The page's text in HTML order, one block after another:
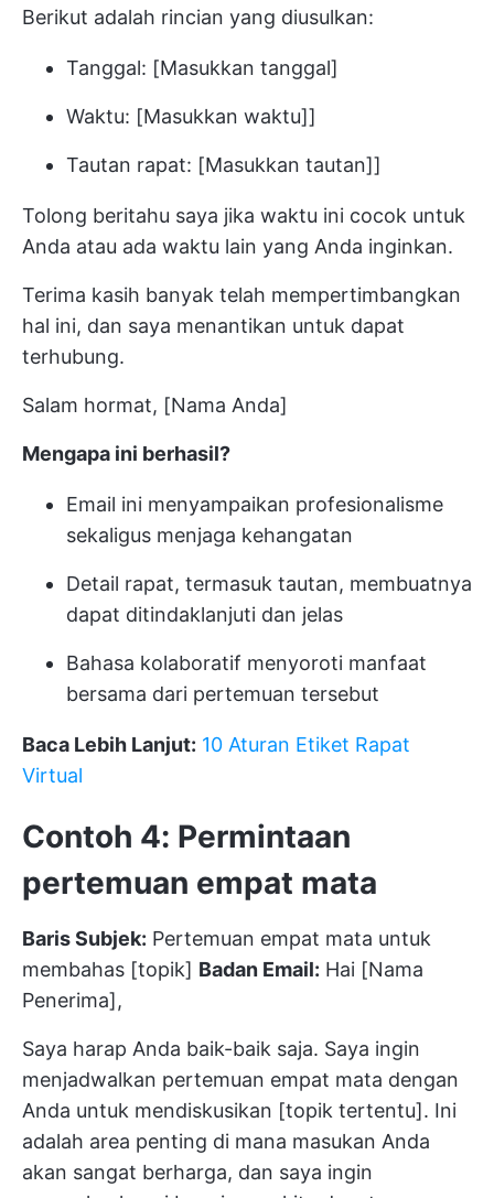
Berikut adalah rincian yang diusulkan:
Tanggal: [Masukkan tanggal]
Waktu: [Masukkan waktu]]
Tautan rapat: [Masukkan tautan]]
Tolong beritahu saya jika waktu ini cocok untuk
Anda atau ada waktu lain yang Anda inginkan.
Terima kasih banyak telah mempertimbangkan
hal ini, dan saya menantikan untuk dapat
terhubung.
Salam hormat, [Nama Anda]
Mengapa ini berhasil?
Email ini menyampaikan profesionalisme
sekaligus menjaga kehangatan
Detail rapat, termasuk tautan, membuatnya
dapat ditindaklanjuti dan jelas
Bahasa kolaboratif menyoroti manfaat
bersama dari pertemuan tersebut
Baca Lebih Lanjut: 10 Aturan Etiket Rapat
Virtual
Contoh 4: Permintaan
pertemuan empat mata
Baris Subjek: Pertemuan empat mata untuk
membahas [topik] Badan Email: Hai [Nama
Penerima],
Saya harap Anda baik-baik saja. Saya ingin
menjadwalkan pertemuan empat mata dengan
Anda untuk mendiskusikan [topik tertentu]. Ini
adalah area penting di mana masukan Anda
akan sangat berharga, dan saya ingin